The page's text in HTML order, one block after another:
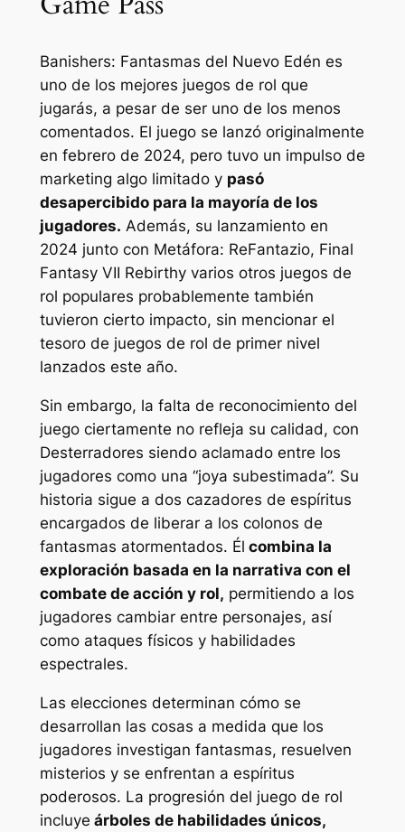
Banishers: Fantasmas del Nuevo Edén es
uno de los mejores juegos de rol que
jugarás, a pesar de ser uno de los menos
comentados. El juego se lanzó originalmente
en febrero de 2024, pero tuvo un impulso de
marketing algo limitado y pasó
desapercibido para la mayoría de los
jugadores. Además, su lanzamiento en
2024 junto con Metáfora: ReFantazio, Final
Fantasy VII Rebirthy varios otros juegos de
rol populares probablemente también
tuvieron cierto impacto, sin mencionar el
tesoro de juegos de rol de primer nivel
lanzados este año.
Sin embargo, la falta de reconocimiento del
juego ciertamente no refleja su calidad, con
Desterradores siendo aclamado entre los
jugadores como una “joya subestimada”. Su
historia sigue a dos cazadores de espíritus
encargados de liberar a los colonos de
fantasmas atormentados. Él combina la
exploración basada en la narrativa con el
combate de acción y rol, permitiendo a los
jugadores cambiar entre personajes, así
como ataques físicos y habilidades
espectrales.
Las elecciones determinan cómo se
desarrollan las cosas a medida que los
jugadores investigan fantasmas, resuelven
misterios y se enfrentan a espíritus
poderosos. La progresión del juego de rol
incluye árboles de habilidades únicos,